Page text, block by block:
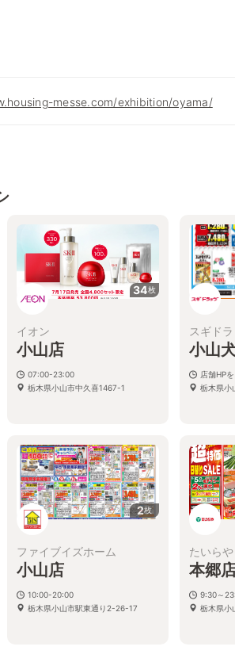
messe.com/exhibition/oyama/
34枚
イオン
小山店
07:00-23:00
栃木県小山市中久喜1467-1
スギド
小山
店舗HP
栃木県小
2枚
ファイブイズホーム
小山店
10:00-20:00
栃木県小山市駅東通り2-26-17
たいらや
本郷
9:30～
栃木県小